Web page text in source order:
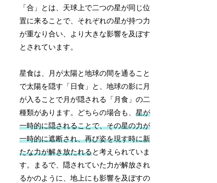
「合」とは、天球上で二つの星が同じ位
置に来ることで、それぞれの星が持つ力
が重なり合い、より大きな影響を及ぼす
とされています。
星食は、月が太陽と地球の間を通ること
で太陽を隠す「日食」と、地球の影に月
が入ることで月が隠される「月食」の二
種類があります。どちらの場合も、星が
一時的に隠されることで、その星の力が
一時的に遮断され、再び姿を現す時に新
たな力が解き放たれると考えられていま
す。まるで、隠されていた力が解放され
るかのように、地上にも影響を及ぼすの